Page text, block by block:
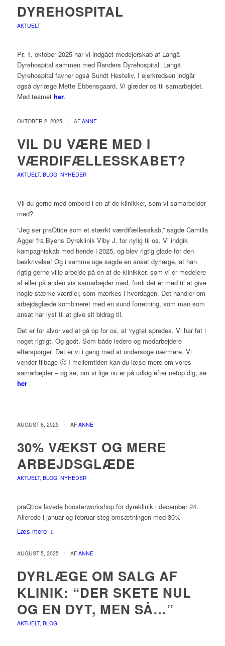
DYREHOSPITAL
AKTUELT
Pr. 1. oktober 2025 har vi indgået medejerskab af Langå
Dyrehospital sammen med Randers Dyrehospital. Langå
Dyrehospital favner også Sundt Hesteliv. I ejerkredsen indgår
også dyrlæge Mette Ebbensgaard. Vi glæder os til samarbejdet.
Mød teamet her.
OKTOBER 2, 2025 / AF ANNE
VIL DU VÆRE MED I
VÆRDIFÆLLESSKABET?
AKTUELT, BLOG, NYHEDER
Vil du gerne med ombord i en af de klinikker, som vi samarbejder
med?
“Jeg ser praQtice som et stærkt værdifællesskab,” sagde Camilla
Agger fra Byens Dyreklinik Viby J. for nylig til os. Vi indgik
kampagniskab med hende i 2025, og blev rigtig glade for den
beskrivelse! Og i samme uge sagde en ansat dyrlæge, at han
rigtig gerne ville arbejde på en af de klinikker, som vi er medejere
af eller på anden vis samarbejder med, fordi det er med til at give
nogle stærke værdier, som mærkes i hverdagen. Det handler om
arbejdsglæde kombineret med en sund forretning, som man som
ansat har lyst til at give sit bidrag til.
Det er for alvor ved at gå op for os, at ‘rygtet spredes. Vi har fat i
noget rigtigt. Og godt. Som både ledere og medarbejdere
efterspørger. Det er vi i gang med at undersøge nærmere. Vi
vender tilbage 🙂 I mellemtiden kan du læse mere om vores
samarbejder – og se, om vi lige nu er på udkig efter netop dig, se
her
AUGUST 6, 2025 / AF ANNE
30% VÆKST OG MERE
ARBEJDSGLÆDE
AKTUELT, BLOG, NYHEDER
praQtice lavede boosterworkshop for dyreklinik i december 24.
Allerede i januar og februar steg omsætningen med 30%
Læs mere
AUGUST 5, 2025 / AF ANNE
DYRLÆGE OM SALG AF
KLINIK: “DER SKETE NUL
OG EN DYT, MEN SÅ…”
AKTUELT, BLOG